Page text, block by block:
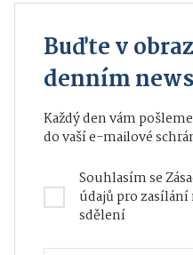
Buďte v
denním
Každý den vám
do vaší e-mailové
Souhlasím se
údajůpro
sdělení